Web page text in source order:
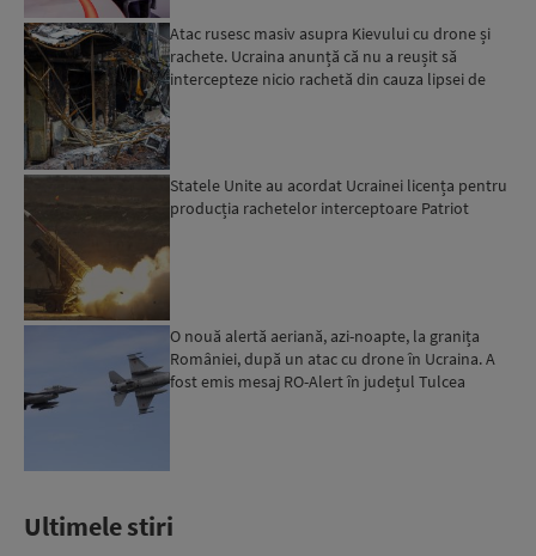
Atac rusesc masiv asupra Kievului cu drone și
rachete. Ucraina anunță că nu a reușit să
intercepteze nicio rachetă din cauza lipsei de
Statele Unite au acordat Ucrainei licența pentru
producția rachetelor interceptoare Patriot
O nouă alertă aeriană, azi-noapte, la granița
României, după un atac cu drone în Ucraina. A
fost emis mesaj RO-Alert în județul Tulcea
Ultimele stiri